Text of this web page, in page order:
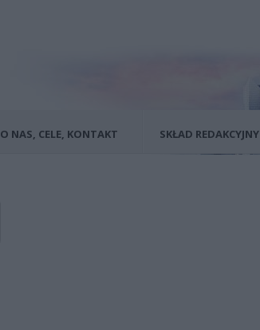
O NAS, CELE, KONTAKT SKŁAD REDAKCYJNY